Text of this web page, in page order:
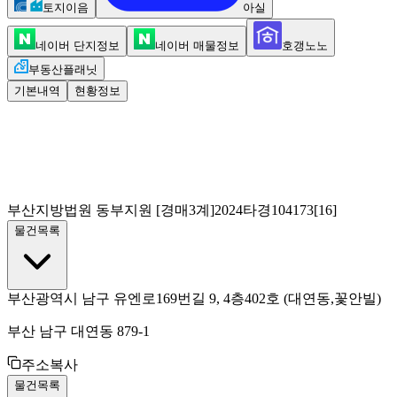
토지이음 아실
네이버 단지정보 네이버 매물정보
호갱노노
부동산플래닛
기본내역
현황정보
부산지방법원 동부지원 [경매3계]2024타경104173[16]
물건목록
부산광역시 남구 유엔로169번길 9, 4층402호 (대연동,꽃안빌)
부산 남구 대연동 879-1
주소복사
물건목록